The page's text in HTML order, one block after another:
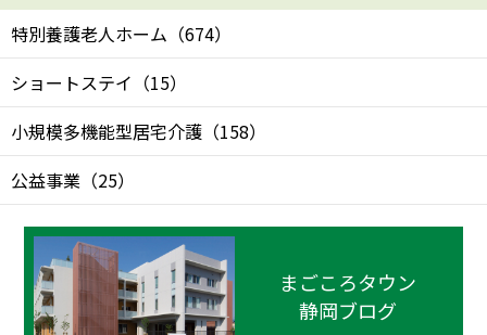
特別養護老人ホーム （674）
ショートステイ （15）
小規模多機能型居宅介護 （158）
公益事業 （25）
まごころタウン
静岡ブログ